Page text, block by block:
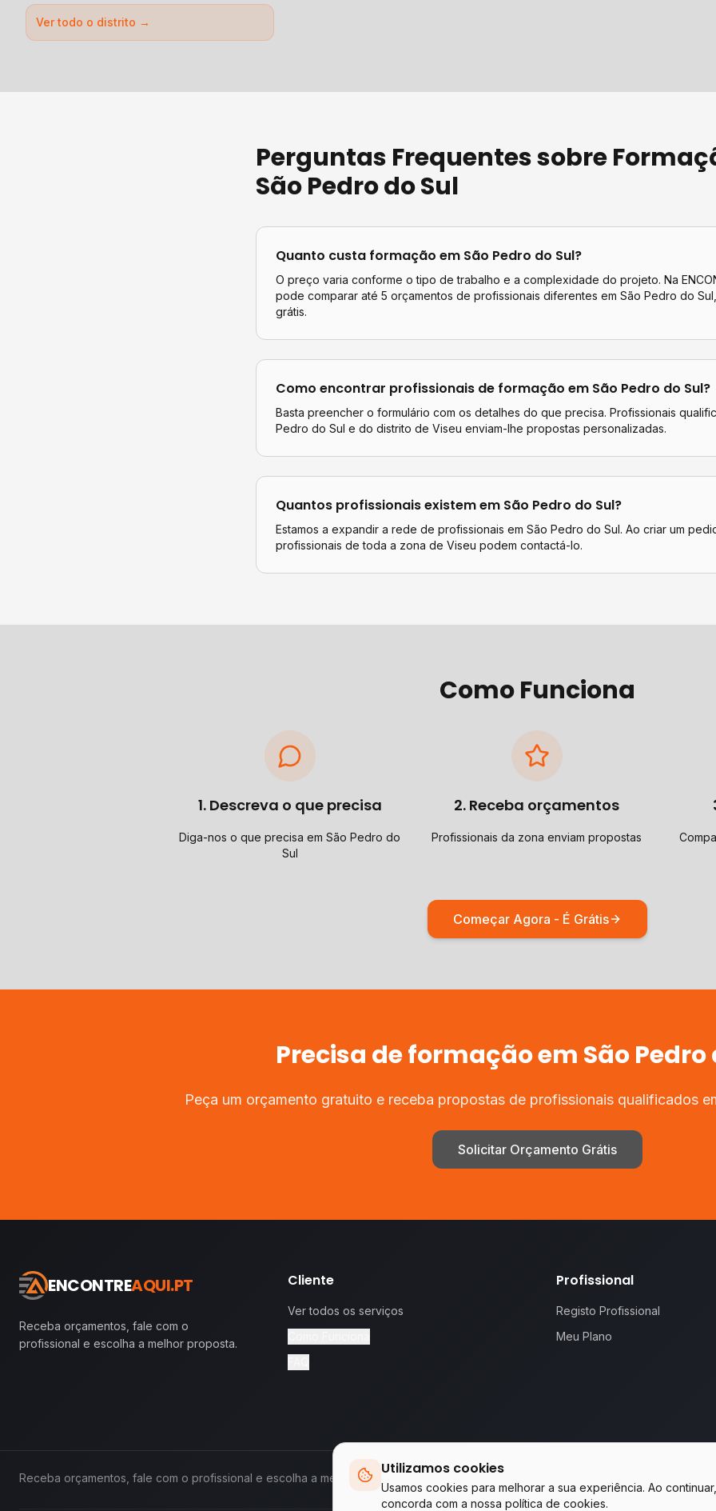
Utilizamos cookies
Usamos cookies para melhorar a sua experiência. Ao continuar,
concorda com a nossa política de cookies.
Ver todo o distrito →
Perguntas Frequentes sobre
São Pedro do Sul
Quanto custa formação em São Pedro do Sul?
O preço varia conforme o tipo de trabalho e a complexidade do projeto. Na
pode comparar até 5 orçamentos de profissionais diferentes em São Pedro do Sul
grátis.
Como encontrar profissionais de formação em São Pedro do Sul?
Basta preencher o formulário com os detalhes do que precisa. Profissionais
Pedro do Sul e do distrito de Viseu enviam-lhe propostas personalizadas.
Quantos profissionais existem em São Pedro do Sul?
Estamos a expandir a rede de profissionais em São Pedro do Sul. Ao criar um
profissionais de toda a zona de Viseu podem contactá-lo.
Como Funciona
1. Descreva o que precisa
Diga-nos o que precisa em São Pedro do
Sul
2. Receba orçamentos
Profissionais da zona enviam propostas
Começar Agora - É Grátis
Precisa deformaçãoem São Pedro
Peça um orçamento gratuito e receba propostas de profissionais qualificados
Solicitar Orçamento Grátis
ENCONTREAQUI.PT
Receba orçamentos, fale com o
profissional e escolha a melhor proposta.
Cliente
Ver todos os serviços
Profissional
Registo Profissional
Meu Plano
Receba orçamentos, fale com o profissional e escolha a melhor proposta.